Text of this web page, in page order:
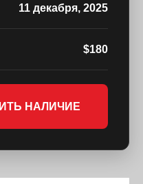
11 декабря, 2025
$180
НАЛИЧИЕ